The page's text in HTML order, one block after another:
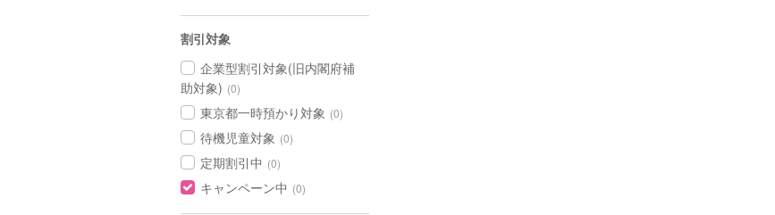
割引対象
企業型割引対象(旧内閣府補
助対象) (0)
東京都一時預かり対象 (0)
待機児童対象 (0)
定期割引中 (0)
キャンペーン中 (0)